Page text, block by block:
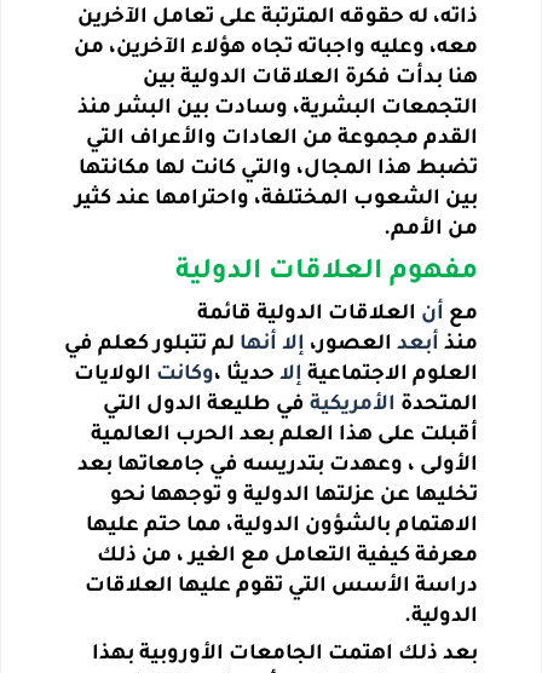
ذاته، له حقوقه المترتبة على تعامل الآخرين
معه، وعليه واجباته تجاه هؤلاء الآخرين، من
هنا بدأت فكرة العلاقات الدولية بين
التجمعات البشرية، وسادت بين البشر منذ
القدم مجموعة من العادات والأعراف التي
تضبط هذا المجال، والتي كانت لها مكانتها
بين الشعوب المختلفة، واحترامها عند كثير
من الأمم.
مفهوم العلاقات الدولية
مع أن العلاقات الدولية قائمة
منذ أبعد العصور، إلا أنها لم تتبلور كعلم في
العلوم الاجتماعية إلا حديثا ،وكانت الولايات
المتحدة الأمريكية في طليعة الدول التي
أقبلت على هذا العلم بعد الحرب العالمية
الأولى ، وعهدت بتدريسه في جامعاتها بعد
تخليها عن عزلتها الدولية و توجهها نحو
الاهتمام بالشؤون الدولية، مما حتم عليها
معرفة كيفية التعامل مع الغير ، من ذلك
دراسة الأسس التي تقوم عليها العلاقات
الدولية.
بعد ذلك اهتمت الجامعات الأوروبية بهذا